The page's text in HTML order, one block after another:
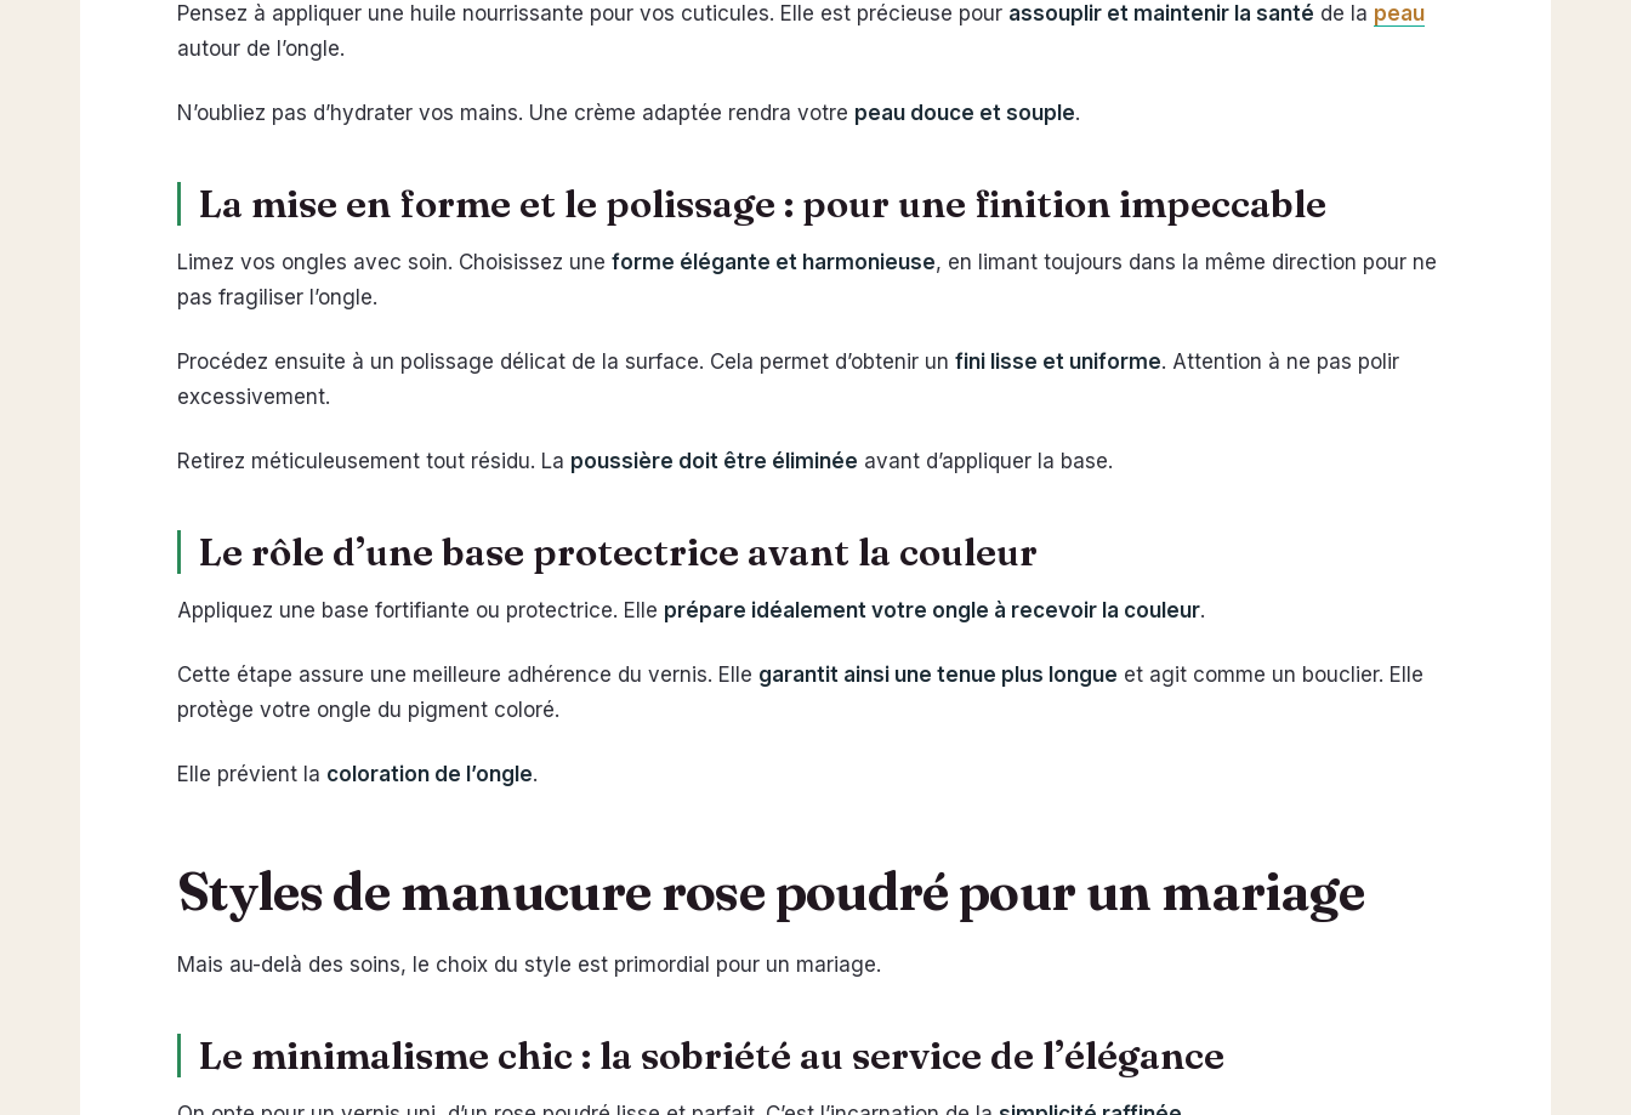
Pensez à appliquer une huile nourrissante pour vos cuticules. Elle est précieuse pour assouplir et maintenir la santé de la peau
autour de l’ongle.
N’oubliez pas d’hydrater vos mains. Une crème adaptée rendra votre peau douce et souple.
La mise en forme et le polissage : pour une finition impeccable
Limez vos ongles avec soin. Choisissez une forme élégante et harmonieuse, en limant toujours dans la même direction pour ne
pas fragiliser l’ongle.
Procédez ensuite à un polissage délicat de la surface. Cela permet d’obtenir un fini lisse et uniforme. Attention à ne pas polir
excessivement.
Retirez méticuleusement tout résidu. La poussière doit être éliminée avant d’appliquer la base.
Le rôle d’une base protectrice avant la couleur
Appliquez une base fortifiante ou protectrice. Elle prépare idéalement votre ongle à recevoir la couleur.
Cette étape assure une meilleure adhérence du vernis. Elle garantit ainsi une tenue plus longue et agit comme un bouclier. Elle
protège votre ongle du pigment coloré.
Elle prévient la coloration de l’ongle.
Styles de manucure rose poudré pour un mariage
Mais au-delà des soins, le choix du style est primordial pour un mariage.
Le minimalisme chic : la sobriété au service de l’élégance